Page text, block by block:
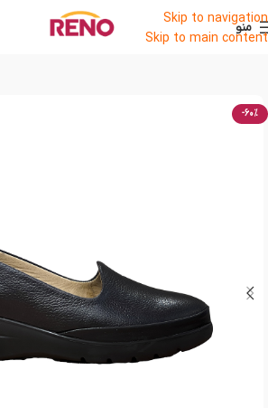
Skip to navigation
Skip to main content
منو
-60%